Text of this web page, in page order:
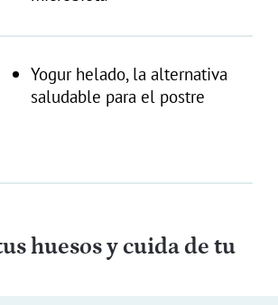
Yogur helado, la alternativa
saludable para el postre
huesos y cuida de tu